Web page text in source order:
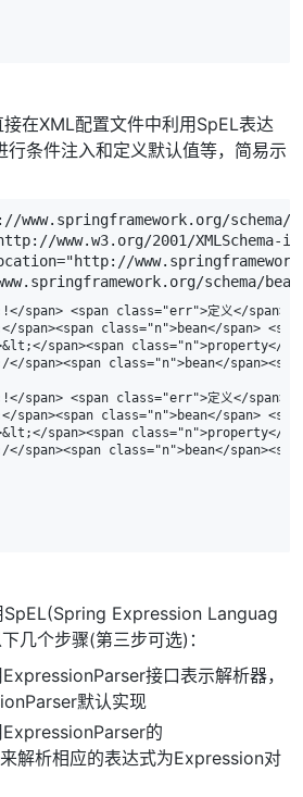
在XML配置文件中利用SpEL表达
条件注入和定义默认值等，简易示
www.springframework.org/schema/
www.w3.org/2001/XMLSchema-
="http://
schema/
span> <span class="err">定义</span>
span><span class="n">bean</span>
span><span class="n">property</
span><span class="n">bean</
span> <span class="err">定义</span>
span><span class="n">bean</span>
span><span class="n">property</
Expression Languag
几个步骤(第三步可选)：
接口表示解析器，
默认实现
的
解析相应的表达式为Expression对